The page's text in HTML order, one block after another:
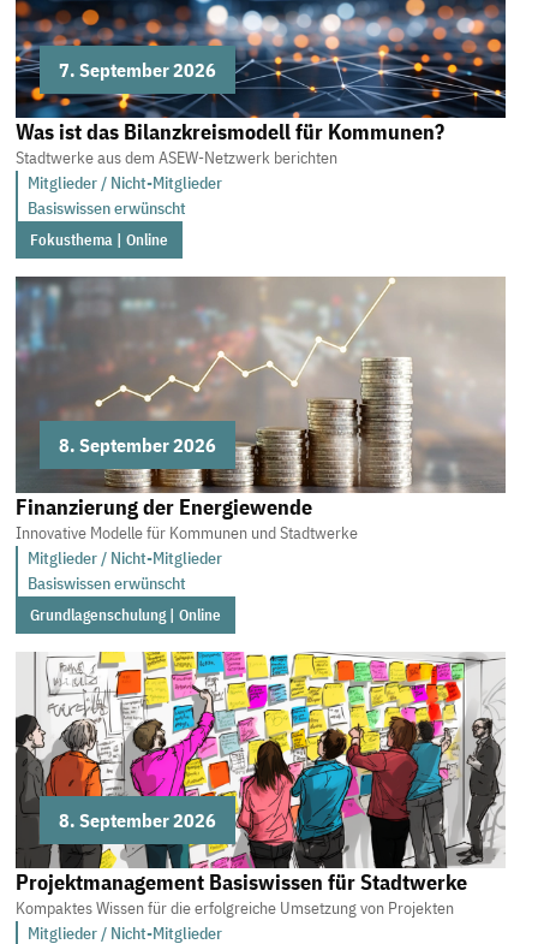
7. September 2026
Was ist das Bilanzkreismodell für Kommunen?
Stadtwerke aus dem ASEW-Netzwerk berichten
Mitglieder / Nicht-Mitglieder
Basiswissen erwünscht
Fokusthema | Online
8. September 2026
Finanzierung der Energiewende
Innovative Modelle für Kommunen und Stadtwerke
Mitglieder / Nicht-Mitglieder
Basiswissen erwünscht
Grundlagenschulung | Online
8. September 2026
Projektmanagement Basiswissen für Stadtwerke
Kompaktes Wissen für die erfolgreiche Umsetzung von Projekten
Mitglieder / Nicht-Mitglieder